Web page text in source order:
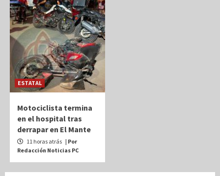
ESTATAL
Motociclista termina
en el hospital tras
derrapar en El Mante
11 horas atrás | Por
Redacción Noticias PC